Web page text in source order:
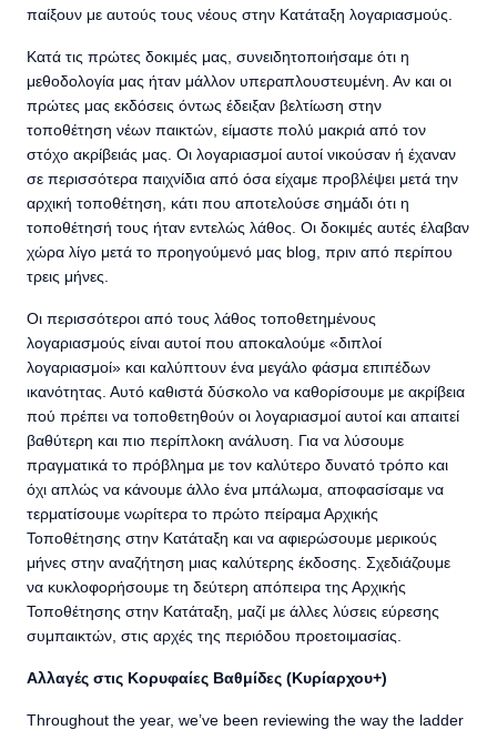
παίξουν με αυτούς τους νέους στην Κατάταξη λογαριασμούς.
Κατά τις πρώτες δοκιμές μας, συνειδητοποιήσαμε ότι η
μεθοδολογία μας ήταν μάλλον υπεραπλουστευμένη. Αν και οι
πρώτες μας εκδόσεις όντως έδειξαν βελτίωση στην
τοποθέτηση νέων παικτών, είμαστε πολύ μακριά από τον
στόχο ακρίβειάς μας. Οι λογαριασμοί αυτοί νικούσαν ή έχαναν
σε περισσότερα παιχνίδια από όσα είχαμε προβλέψει μετά την
αρχική τοποθέτηση, κάτι που αποτελούσε σημάδι ότι η
τοποθέτησή τους ήταν εντελώς λάθος. Οι δοκιμές αυτές έλαβαν
χώρα λίγο μετά το προηγούμενό μας blog, πριν από περίπου
τρεις μήνες.
Οι περισσότεροι από τους λάθος τοποθετημένους
λογαριασμούς είναι αυτοί που αποκαλούμε «διπλοί
λογαριασμοί» και καλύπτουν ένα μεγάλο φάσμα επιπέδων
ικανότητας. Αυτό καθιστά δύσκολο να καθορίσουμε με ακρίβεια
πού πρέπει να τοποθετηθούν οι λογαριασμοί αυτοί και απαιτεί
βαθύτερη και πιο περίπλοκη ανάλυση. Για να λύσουμε
πραγματικά το πρόβλημα με τον καλύτερο δυνατό τρόπο και
όχι απλώς να κάνουμε άλλο ένα μπάλωμα, αποφασίσαμε να
τερματίσουμε νωρίτερα το πρώτο πείραμα Αρχικής
Τοποθέτησης στην Κατάταξη και να αφιερώσουμε μερικούς
μήνες στην αναζήτηση μιας καλύτερης έκδοσης. Σχεδιάζουμε
να κυκλοφορήσουμε τη δεύτερη απόπειρα της Αρχικής
Τοποθέτησης στην Κατάταξη, μαζί με άλλες λύσεις εύρεσης
συμπαικτών, στις αρχές της περιόδου προετοιμασίας.
Αλλαγές στις Κορυφαίες Βαθμίδες (Κυρίαρχου+)
Throughout the year, we’ve been reviewing the way the ladder